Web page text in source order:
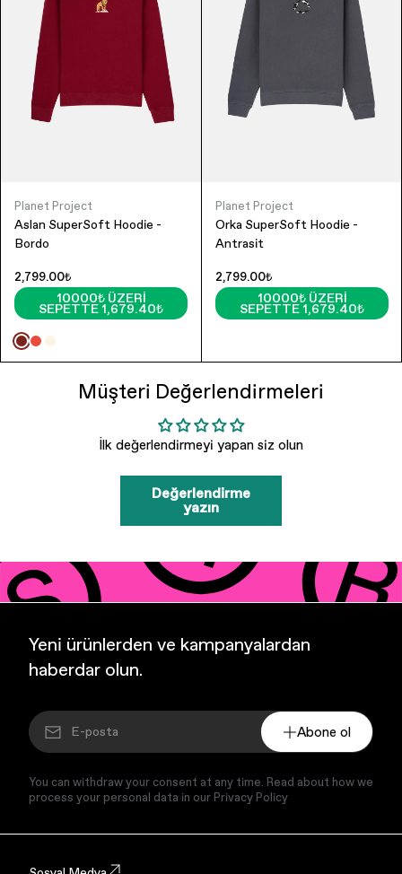
Planet Project
Aslan SuperSoft Hoodie -
Bordo
2,799.00₺
10000₺ ÜZERI
SEPETTE 1,679.40₺
Planet Project
Orka SuperSoft Hoodie -
Antrasit
2,799.00₺
10000₺ ÜZERI
SEPETTE 1,679.40₺
Müşteri Değerlendirmeleri
İlk değerlendirmeyi yapan siz olun
Değerlendirme
yazın
Yeni ürünlerden ve kampanyalardan
haberdar olun.
Abone ol
You can withdraw your consent at any time. Read about how we
process your personal data in our Privacy Policy